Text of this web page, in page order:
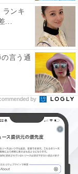
April 18, 2023
ンキ
...
言う通
by